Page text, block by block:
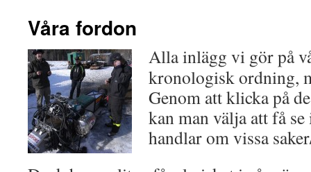
Våra fordon
Alla inlägg vi gör på
kronologisk ordning,
Genom att klicka på
kan man välja att få
handlar om vissa